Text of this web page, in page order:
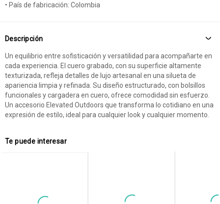
• País de fabricación: Colombia
Descripción
Un equilibrio entre sofisticación y versatilidad para acompañarte en
cada experiencia. El cuero grabado, con su superficie altamente
texturizada, refleja detalles de lujo artesanal en una silueta de
apariencia limpia y refinada. Su diseño estructurado, con bolsillos
funcionales y cargadera en cuero, ofrece comodidad sin esfuerzo.
Un accesorio Elevated Outdoors que transforma lo cotidiano en una
expresión de estilo, ideal para cualquier look y cualquier momento.
Te puede interesar